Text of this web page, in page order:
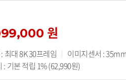
원
최대 8K 30프레임
이미지센서 :
: 기본 적립 1% (62,990원)